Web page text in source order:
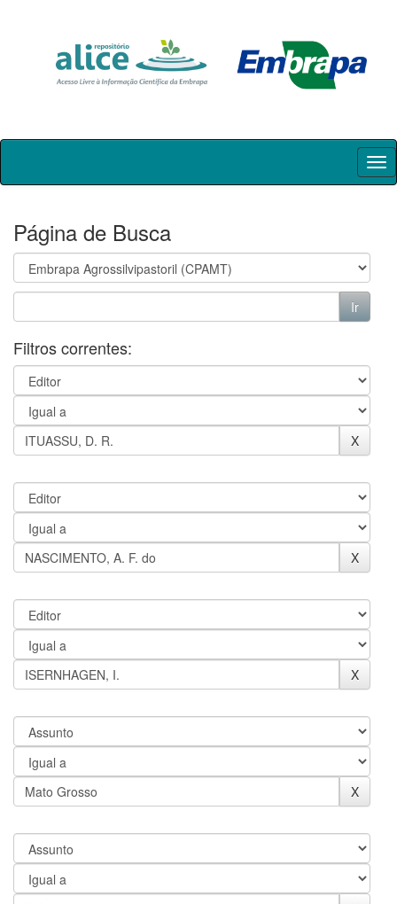
Skip
Página de Busca
Filtros correntes: